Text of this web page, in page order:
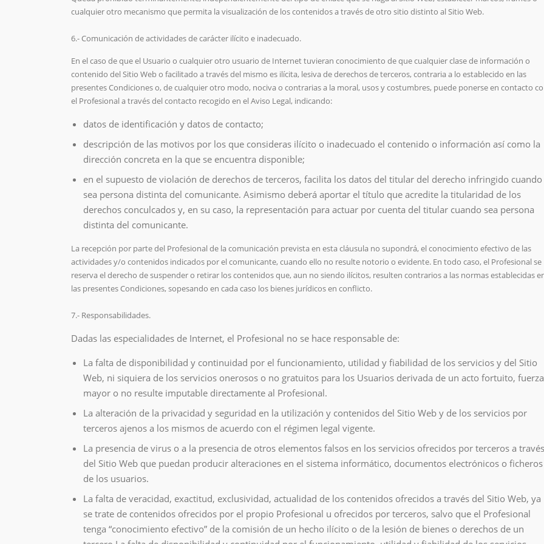
cualquier otro mecanismo que permita la visualización de los contenidos a través de otro sitio distinto al Sitio Web.
6.- Comunicación de actividades de carácter ilícito e inadecuado.
En el caso de que el Usuario o cualquier otro usuario de Internet tuvieran conocimiento de que cualquier clase de información o
contenido del Sitio Web o facilitado a través del mismo es ilícita, lesiva de derechos de terceros, contraria a lo establecido en las
presentes Condiciones o, de cualquier otro modo, nociva o contrarias a la moral, usos y costumbres, puede ponerse en contacto
el Profesional a través del contacto recogido en el Aviso Legal, indicando:
datos de identificación y datos de contacto;
descripción de las motivos por los que consideras ilícito o inadecuado el contenido o información así como la
dirección concreta en la que se encuentra disponible;
en el supuesto de violación de derechos de terceros, facilita los datos del titular del derecho infringido cuando
sea persona distinta del comunicante. Asimismo deberá aportar el título que acredite la titularidad de los
derechos conculcados y, en su caso, la representación para actuar por cuenta del titular cuando sea persona
distinta del comunicante.
La recepción por parte del Profesional de la comunicación prevista en esta cláusula no supondrá, el conocimiento efectivo de las
actividades y/o contenidos indicados por el comunicante, cuando ello no resulte notorio o evidente. En todo caso, el Profesional se
reserva el derecho de suspender o retirar los contenidos que, aun no siendo ilícitos, resulten contrarios a las normas establecidas
las presentes Condiciones, sopesando en cada caso los bienes jurídicos en conflicto.
7.- Responsabilidades.
Dadas las especialidades de Internet, el Profesional no se hace responsable de:
La falta de disponibilidad y continuidad por el funcionamiento, utilidad y fiabilidad de los servicios y del Sitio
Web, ni siquiera de los servicios onerosos o no gratuitos para los Usuarios derivada de un acto fortuito, fuerza
mayor o no resulte imputable directamente al Profesional.
La alteración de la privacidad y seguridad en la utilización y contenidos del Sitio Web y de los servicios por
terceros ajenos a los mismos de acuerdo con el régimen legal vigente.
La presencia de virus o a la presencia de otros elementos falsos en los servicios ofrecidos por terceros a través
del Sitio Web que puedan producir alteraciones en el sistema informático, documentos electrónicos o ficheros
de los usuarios.
La falta de veracidad, exactitud, exclusividad, actualidad de los contenidos ofrecidos a través del Sitio Web, ya
se trate de contenidos ofrecidos por el propio Profesional u ofrecidos por terceros, salvo que el Profesional
tenga “conocimiento efectivo” de la comisión de un hecho ilícito o de la lesión de bienes o derechos de un